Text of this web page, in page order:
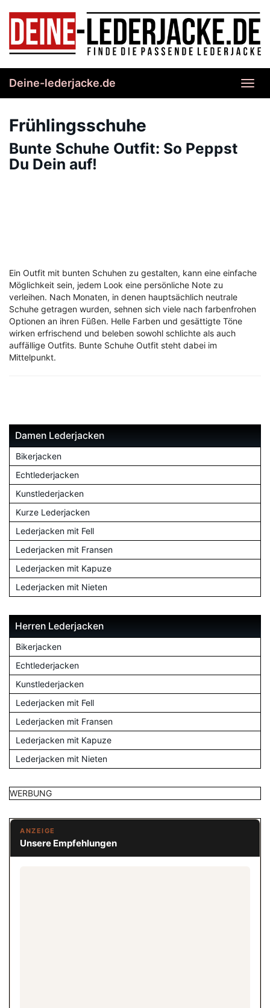
content
Deine-lederjacke.de
Frühlingsschuhe
Bunte Schuhe Outfit: So Peppst
Du Dein auf!
Ein Outfit mit bunten Schuhen zu gestalten, kann eine einfache
Möglichkeit sein, jedem Look eine persönliche Note zu
verleihen. Nach Monaten, in denen hauptsächlich neutrale
Schuhe getragen wurden, sehnen sich viele nach farbenfrohen
Optionen an ihren Füßen. Helle Farben und gesättigte Töne
wirken erfrischend und beleben sowohl schlichte als auch
auffällige Outfits. Bunte Schuhe Outfit steht dabei im
Mittelpunkt.
Damen Lederjacken
Bikerjacken
Echtlederjacken
Kunstlederjacken
Kurze Lederjacken
Lederjacken mit Fell
Lederjacken mit Fransen
Lederjacken mit Kapuze
Lederjacken mit Nieten
Herren Lederjacken
Bikerjacken
Echtlederjacken
Kunstlederjacken
Lederjacken mit Fell
Lederjacken mit Fransen
Lederjacken mit Kapuze
Lederjacken mit Nieten
WERBUNG
ANZEIGE
Unsere Empfehlungen